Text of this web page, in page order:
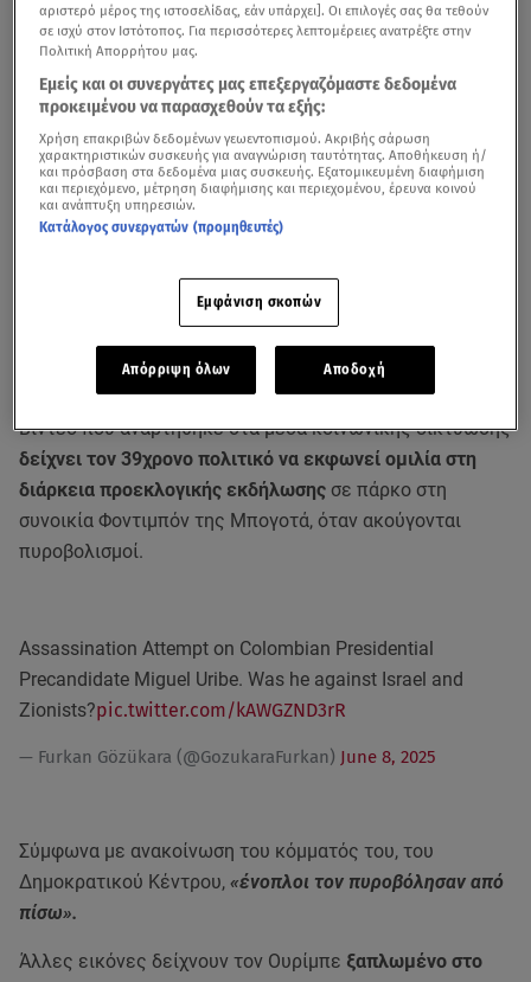
Ο Κολομβιανός συντηρητικός γερουσιαστής Μιγκέλ
διεκδικήσει την προεδρία της χώρας στις εκλογές του
2026, τραυματίστηκε στο κεφάλι σε δολοφονική επίθεση
που έγινε εναντίον του στη Μπογοτά τηςΚολομβίας
τη σύζυγό του να δηλώνει ότι
δίνει μάχη για τη ζωή του.
Βίντεο που αναρτήθηκε στα μέσα κοινωνικής δικτύωσης
δείχνει τον 39χρονο πολιτικό να εκφωνεί ομιλία στη
διάρκεια προεκλογικής εκδήλωσης σε πάρκο στη
συνοικία Φοντιμπόν της Μπογοτά, όταν ακούγονται
πυροβολισμοί.
Assassination Attempt on Colombian Presidential
Precandidate Miguel Uribe. Was he against Israel and
Zionists?pic.twitter.com/kAWGZND3rR
— Furkan Gözükara (@GozukaraFurkan) June 8, 2025
Σύμφωνα με ανακοίνωση του κόμματός του, του
Δημοκρατικού Κέντρου, «ένοπλοι τον πυροβόλησαν από
πίσω».
Άλλες εικόνες δείχνουν τον Ουρίμπε ξαπλωμένο στο
αριστερό μέρος της ιστοσελίδας, εάν υπάρχει]. Οι επιλογές σας θα τεθούν
σε ισχύ στον Ιστότοπος. Για περισσότερες λεπτομέρειες ανατρέξτε στην
Πολιτική Απορρήτου μας.
Εμείς και οι συνεργάτες μας επεξεργαζόμαστε δεδομένα
προκειμένου να παρασχεθούν τα εξής:
Χρήση επακριβών δεδομένων γεωεντοπισμού. Ακριβής σάρωση
χαρακτηριστικών συσκευής για αναγνώριση ταυτότητας. Αποθήκευση ή/
και πρόσβαση στα δεδομένα μιας συσκευής. Εξατομικευμένη διαφήμιση
και περιεχόμενο, μέτρηση διαφήμισης και περιεχομένου, έρευνα κοινού
και ανάπτυξη υπηρεσιών.
Κατάλογος συνεργατών (προμηθευτές)
Εμφάνιση σκοπών
Απόρριψη όλων Αποδοχή